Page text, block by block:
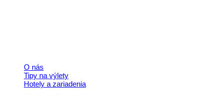
O nás
Tipy na výlety
Hotely a zariadenia